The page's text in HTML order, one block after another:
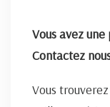
Vous avez
Contactez
Vous